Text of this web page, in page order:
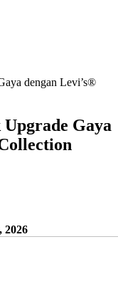
dengan Levi’s®
Gaya
2026